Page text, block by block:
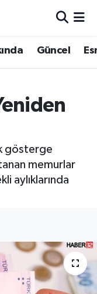
Güncel
gösterge
memurlar
aylıklarında